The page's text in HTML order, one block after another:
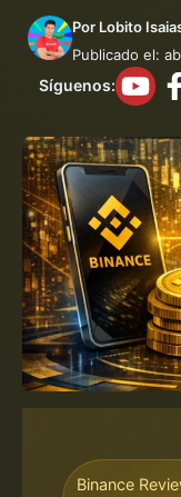
Por Lobito
Publicado el:
Síguenos:
Binance